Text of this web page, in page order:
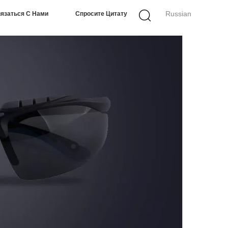
Russian
С Нами Спросите Цитату